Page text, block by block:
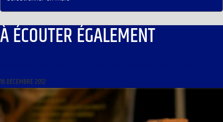
À ÉCOUTER ÉGALEMENT
16 DÉCEMBRE 2012